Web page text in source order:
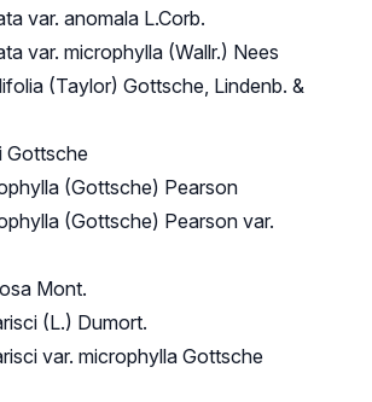
var. anomala L.Corb.
var. microphylla (Wallr.) Nees
(Taylor) Gottsche, Lindenb. &
Gottsche
(Gottsche) Pearson
(Gottsche) Pearson var.
Mont.
(L.) Dumort.
var. microphylla Gottsche